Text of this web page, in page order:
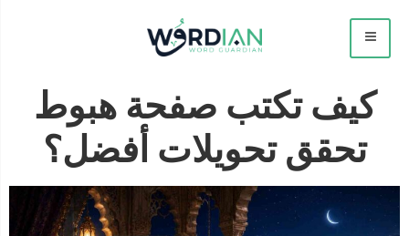
كيف تكتب صفحة هبوط
تحقق تحويلات أفضل؟